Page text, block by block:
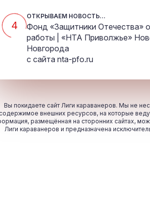
4
ОТКРЫВАЕМ НОВОСТЬ...
Фонд «Защитники Отечества»
работы | «НТА Приволжье»
Новгорода
с сайта nta-pfo.ru
Вы покидаете сайт Лиги караванеров. Мы не
внешних ресурсов, на которые
размещённая на сторонних сайтах,
Лиги караванеров и предназначена